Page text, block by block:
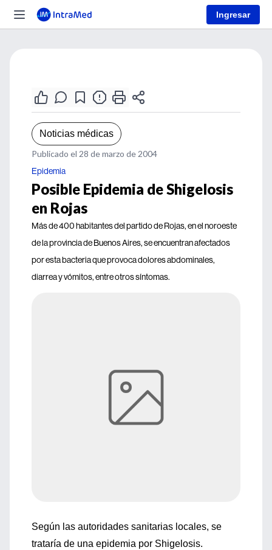
Ingresar
Noticias médicas
Publicado el 28 de marzo de 2004
Epidemia
Posible Epidemia de Shigelosis
en Rojas
Más de 400 habitantes del partido de Rojas, en el noroeste
de la provincia de Buenos Aires, se encuentran afectados
por esta bacteria que provoca dolores abdominales,
diarrea y vómitos, entre otros síntomas.
Según las autoridades sanitarias locales, se
trataría de una epidemia por Shigelosis.